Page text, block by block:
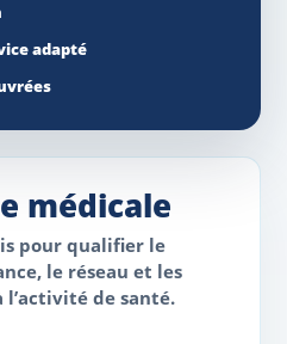
adapté
médicale
pour qualifier le
le réseau et les
l’activité de santé.